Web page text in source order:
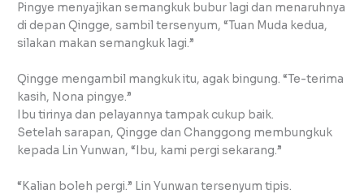
Pingye menyajikan semangkuk bubur lagi dan menaruhnya
di depan Qingge, sambil tersenyum, “Tuan Muda kedua,
silakan makan semangkuk lagi.”
Qingge mengambil mangkuk itu, agak bingung. “Te-terima
kasih, Nona pingye.”
Ibu tirinya dan pelayannya tampak cukup baik.
Setelah sarapan, Qingge dan Changgong membungkuk
kepada Lin Yunwan, “Ibu, kami pergi sekarang.”
“Kalian boleh pergi.” Lin Yunwan tersenyum tipis.